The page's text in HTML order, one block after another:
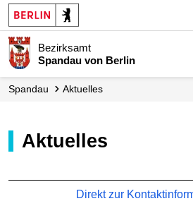
Bezirksamt
Spandau von Berlin
Spandau Aktuelles
Aktuelles
Direkt zur